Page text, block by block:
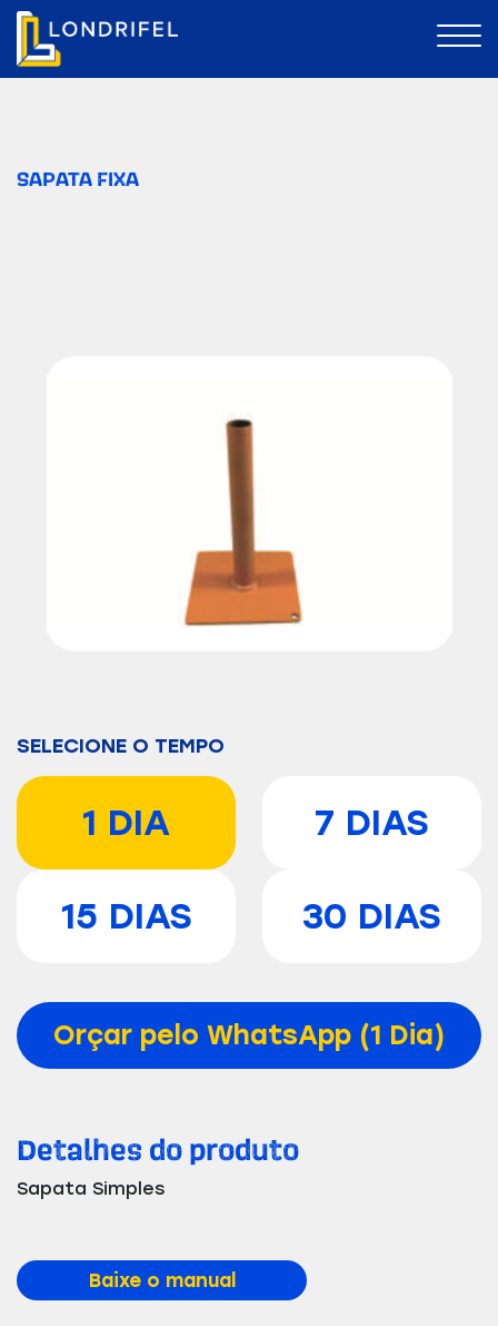
SAPATA FIXA
SELECIONE O TEMPO
1 DIA 7 DIAS
15 DIAS 30 DIAS
Orçar pelo WhatsApp (1 Dia)
Detalhes do produto
Sapata Simples
Baixe o manual